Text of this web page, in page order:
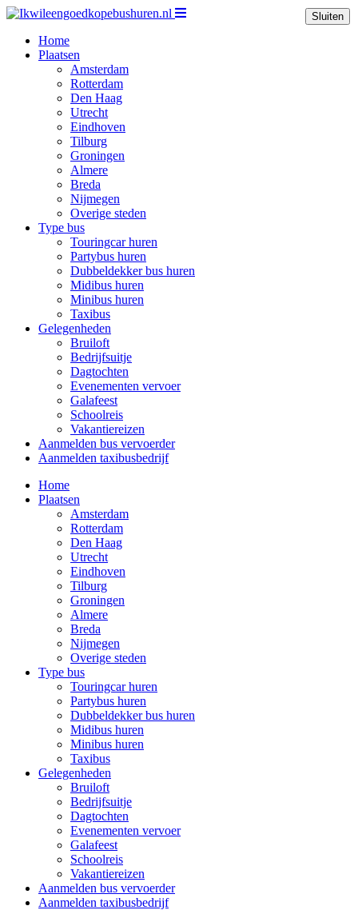
Home
Plaatsen
Amsterdam
Rotterdam
Den Haag
Utrecht
Eindhoven
Tilburg
Groningen
Almere
Breda
Nijmegen
Overige steden
Type bus
Touringcar huren
Partybus huren
Dubbeldekker bus huren
Midibus huren
Minibus huren
Taxibus
Gelegenheden
Bruiloft
Bedrijfsuitje
Dagtochten
Evenementen vervoer
Galafeest
Schoolreis
Vakantiereizen
Aanmelden bus vervoerder
Aanmelden taxibusbedrijf
Home
Plaatsen
Amsterdam
Rotterdam
Den Haag
Utrecht
Eindhoven
Tilburg
Groningen
Almere
Breda
Nijmegen
Overige steden
Type bus
Touringcar huren
Partybus huren
Dubbeldekker bus huren
Midibus huren
Minibus huren
Taxibus
Gelegenheden
Bruiloft
Bedrijfsuitje
Dagtochten
Evenementen vervoer
Galafeest
Schoolreis
Vakantiereizen
Aanmelden bus vervoerder
Aanmelden taxibusbedrijf
Sluiten